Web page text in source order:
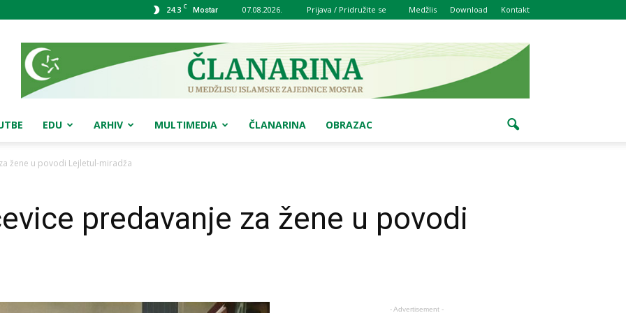
24.3 C Mostar 07.08.2026. Prijava / Pridružite se Medžlis Download Kontakt
EDU ARHIV MULTIMEDIA ČLANARINA OBRAZAC
žene u povodi Lejletul-miradža
predavanje za žene u povodi
- Advertisement -